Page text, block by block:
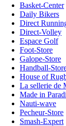
Basket-Center
Daily Bikers
Direct
Direct-Volley
Espace Golf
Foot-Store
Galope-Store
Handball-
House of
La sellerie de
Made in
Nauti-wave
Pecheur-Store
Smash-Expert